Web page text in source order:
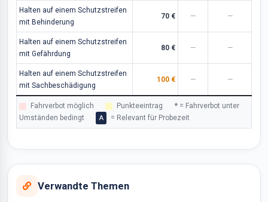
Halten auf einem Schutzstreifen
mit Behinderung
70 € — —
Halten auf einem Schutzstreifen
mit Gefährdung
80 € — —
Halten auf einem Schutzstreifen
mit Sachbeschädigung
100 € — —
Fahrverbot möglich Punkteeintrag * = Fahrverbot unter
Umständen bedingt
A = Relevant für Probezeit
Verwandte Themen